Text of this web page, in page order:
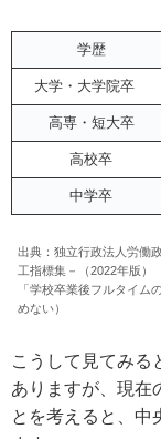
学歴
大学・大学院卒
高専・短大卒
高校卒
中学卒
出典：独立行政法人労働
工指標集－（2022年版）
「学校卒業後フルタイム
めない）
こうして見てみる
ありますが、現在
とを考えると、中